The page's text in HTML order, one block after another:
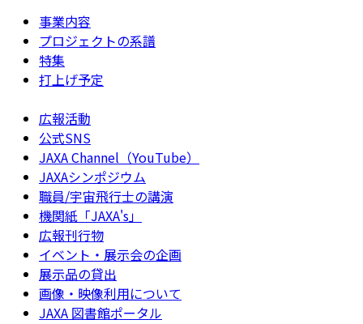
事業内容
プロジェクトの系譜
特集
打上げ予定
広報活動
公式SNS
JAXA Channel（YouTube）
JAXAシンポジウム
職員/宇宙飛行士の講演
機関紙「JAXA's」
広報刊行物
イベント・展示会の企画
展示品の貸出
画像・映像利用について
JAXA 図書館ポータル